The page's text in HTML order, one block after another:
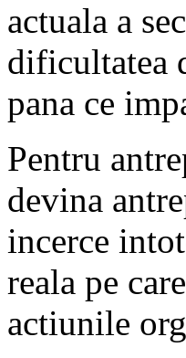
actuala a
dificultatea
pana ce
Pentru
devina
incerce
reala pe
actiunile